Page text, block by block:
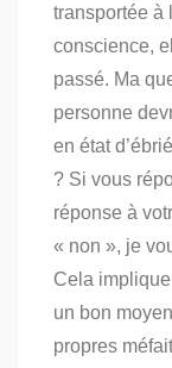
transportée à
conscience,
passé. Ma
personne
en état
? Si vous
réponse à
« non », je
Cela
un bon
propres